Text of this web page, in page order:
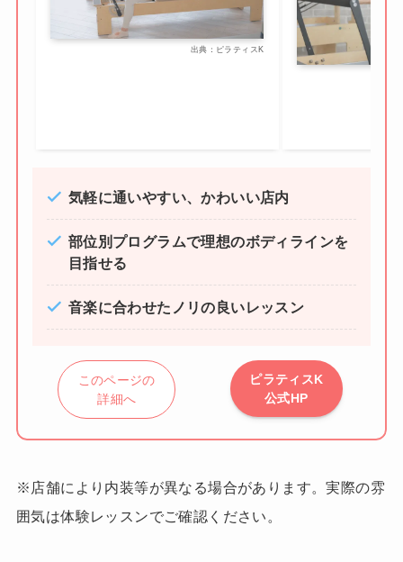
出典：ピラティスK
気軽に通いやすい、かわいい店内
部位別プログラムで理想のボディラインを
目指せる
音楽に合わせたノリの良いレッスン
このページの
詳細へ
ピラティスK
公式HP
※店舗により内装等が異なる場合があります。実際の雰
囲気は体験レッスンでご確認ください。